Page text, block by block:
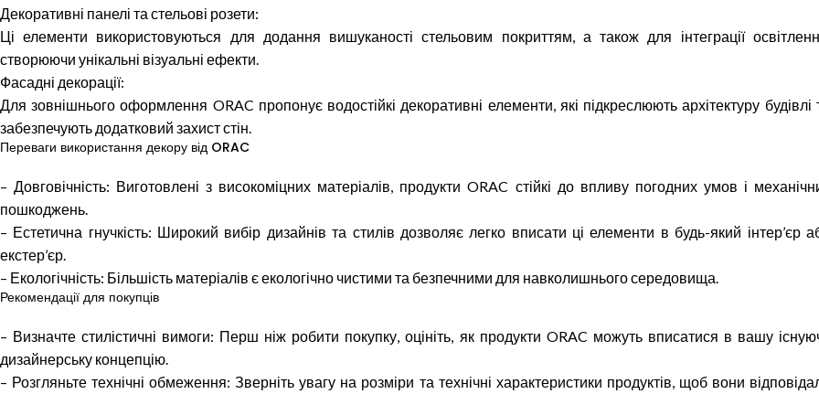
Декоративні панелі та стельові розети:
Ці елементи використовуються для додання вишуканості стельовим покриттям, а також для інтеграції
створюючи унікальні візуальні ефекти.
Фасадні декорації:
Для зовнішнього оформлення ORAC пропонує водостійкі декоративні елементи, які підкреслюють архітектуру будівлі
забезпечують додатковий захист стін.
Переваги використання декору від ORAC
– Довговічність: Виготовлені з високоміцних матеріалів, продукти ORAC стійкі до впливу погодних умов і
пошкоджень.
– Естетична гнучкість: Широкий вибір дизайнів та стилів дозволяє легко вписати ці елементи в будь-який інтер’єр
екстер’єр.
– Екологічність: Більшість матеріалів є екологічно чистими та безпечними для навколишнього середовища.
Рекомендації для покупців
– Визначте стилістичні вимоги: Перш ніж робити покупку, оцініть, як продукти ORAC можуть вписатися в вашу
дизайнерську концепцію.
– Розгляньте технічні обмеження: Зверніть увагу на розміри та технічні характеристики продуктів, щоб вони